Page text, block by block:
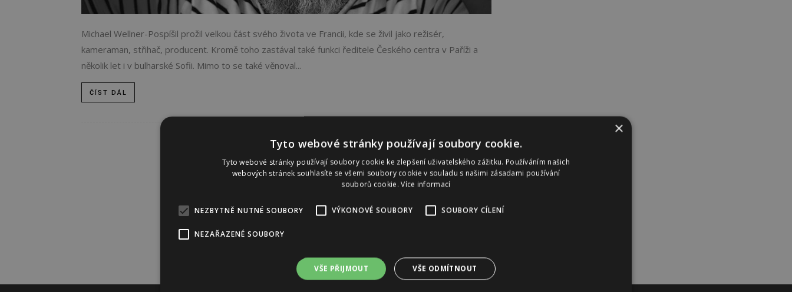
Michael Wellner-Pospíšil prožil velkou část svého života ve Francii, kde se živil jako režisér,
kameraman, střihač, producent. Kromě toho zastával také funkci ředitele Českého centra v Paříži a
několik let i v bulharské Sofii. Mimo to se také věnoval...
ČÍST DÁL
×
Tyto webové stránky používají soubory cookie.
Tyto webové stránky používají soubory cookie ke zlepšení uživatelského zážitku. Používáním našich
webových stránek souhlasíte se všemi soubory cookie v souladu s našimi zásadami používání
souborů cookie.Více informací
NEZBYTNĚ NUTNÉ SOUBORY VÝKONOVÉ SOUBORY SOUBORY CÍLENÍ
NEZAŘAZENÉ SOUBORY
VŠE PŘIJMOUT VŠE ODMÍTNOUT